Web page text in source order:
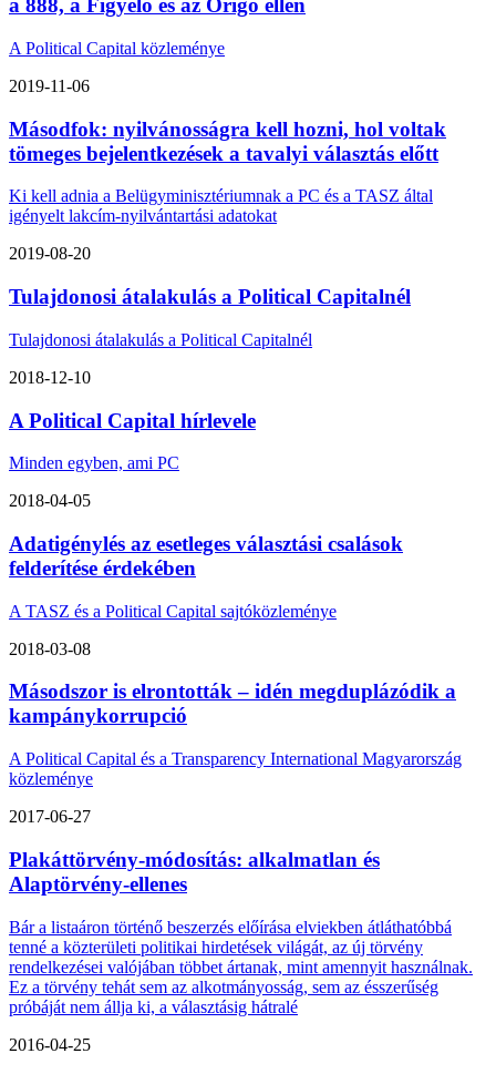
a 888, a Figyelő és az Origo ellen
A Political Capital közleménye
2019-11-06
Másodfok: nyilvánosságra kell hozni, hol voltak
tömeges bejelentkezések a tavalyi választás előtt
Ki kell adnia a Belügyminisztériumnak a PC és a TASZ által
igényelt lakcím-nyilvántartási adatokat
2019-08-20
Tulajdonosi átalakulás a Political Capitalnél
Tulajdonosi átalakulás a Political Capitalnél
2018-12-10
A Political Capital hírlevele
Minden egyben, ami PC
2018-04-05
Adatigénylés az esetleges választási csalások
felderítése érdekében
A TASZ és a Political Capital sajtóközleménye
2018-03-08
Másodszor is elrontották – idén megduplázódik a
kampánykorrupció
A Political Capital és a Transparency International Magyarország
közleménye
2017-06-27
Plakáttörvény-módosítás: alkalmatlan és
Alaptörvény-ellenes
Bár a listaáron történő beszerzés előírása elviekben átláthatóbbá
tenné a közterületi politikai hirdetések világát, az új törvény
rendelkezései valójában többet ártanak, mint amennyit használnak.
Ez a törvény tehát sem az alkotmányosság, sem az ésszerűség
próbáját nem állja ki, a választásig hátralé
2016-04-25